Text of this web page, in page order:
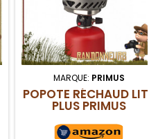
MARQUE: PRIMUS
POPOTE RÉCHAUD LITE
PLUS PRIMUS